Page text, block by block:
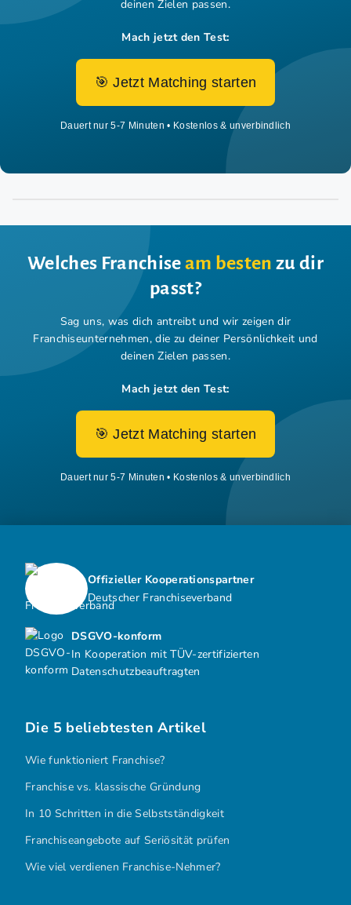
deinen Zielen passen.
Mach jetzt den Test:
🎯 Jetzt Matching starten
Dauert nur 5-7 Minuten • Kostenlos & unverbindlich
Welches Franchiseam besten zu dir
passt?
Sag uns, was dich antreibt und wir zeigen dir
Franchiseunternehmen, die zu deiner Persönlichkeit und
deinen Zielen passen.
Mach jetzt den Test:
🎯 Jetzt Matching starten
Dauert nur 5-7 Minuten • Kostenlos & unverbindlich
DSGVO-konform
In Kooperation mit TÜV-zertifizierten
Datenschutzbeauftragten
Offizieller Kooperationspartner
Deutscher Franchiseverband
Die 5 beliebtesten Artikel
Wie funktioniert Franchise?
Franchise vs. klassische Gründung
In 10 Schritten in die Selbstständigkeit
Franchiseangebote auf Seriösität prüfen
Wie viel verdienen Franchise-Nehmer?